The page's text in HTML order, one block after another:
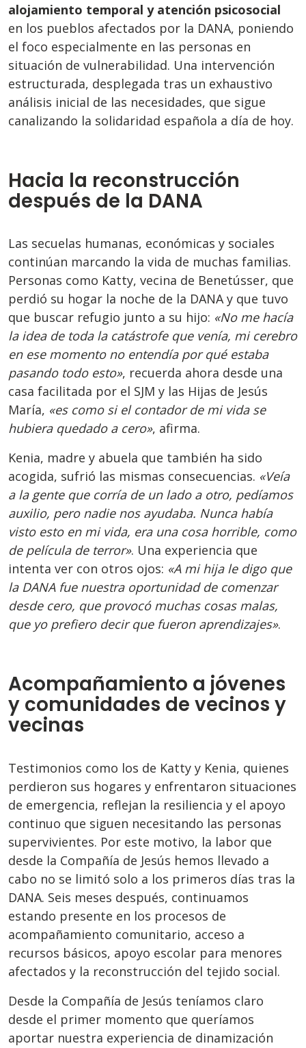
alojamiento temporal y atención psicosocial
en los pueblos afectados por la DANA, poniendo
el foco especialmente en las personas en
situación de vulnerabilidad. Una intervención
estructurada, desplegada tras un exhaustivo
análisis inicial de las necesidades, que sigue
canalizando la solidaridad española a día de hoy.
Hacia la reconstrucción
después de la DANA
Las secuelas humanas, económicas y sociales
continúan marcando la vida de muchas familias.
Personas como Katty, vecina de Benetússer, que
perdió su hogar la noche de la DANA y que tuvo
que buscar refugio junto a su hijo: «No me hacía
la idea de toda la catástrofe que venía, mi cerebro
en ese momento no entendía por qué estaba
pasando todo esto», recuerda ahora desde una
casa facilitada por el SJM y las Hijas de Jesús
María, «es como si el contador de mi vida se
hubiera quedado a cero», afirma.
Kenia, madre y abuela que también ha sido
acogida, sufrió las mismas consecuencias. «Veía
a la gente que corría de un lado a otro, pedíamos
auxilio, pero nadie nos ayudaba. Nunca había
visto esto en mi vida, era una cosa horrible, como
de película de terror». Una experiencia que
intenta ver con otros ojos: «A mi hija le digo que
la DANA fue nuestra oportunidad de comenzar
desde cero, que provocó muchas cosas malas,
que yo prefiero decir que fueron aprendizajes».
Acompañamiento a jóvenes
y comunidades de vecinos y
vecinas
Testimonios como los de Katty y Kenia, quienes
perdieron sus hogares y enfrentaron situaciones
de emergencia, reflejan la resiliencia y el apoyo
continuo que siguen necesitando las personas
supervivientes. Por este motivo, la labor que
desde la Compañía de Jesús hemos llevado a
cabo no se limitó solo a los primeros días tras la
DANA. Seis meses después, continuamos
estando presente en los procesos de
acompañamiento comunitario, acceso a
recursos básicos, apoyo escolar para menores
afectados y la reconstrucción del tejido social.
Desde la Compañía de Jesús teníamos claro
desde el primer momento que queríamos
aportar nuestra experiencia de dinamización